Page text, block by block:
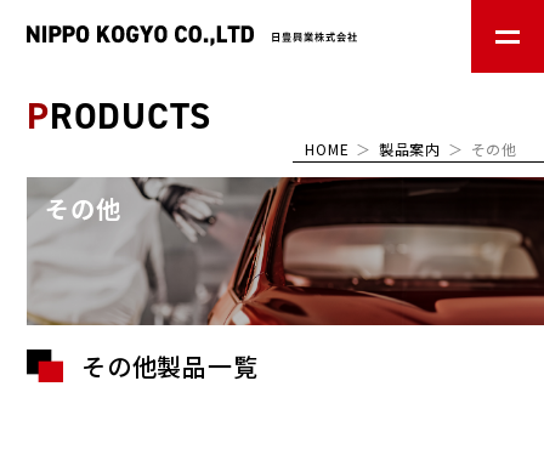
PRODUCTS
HOME ＞ 製品案内 ＞ その他
その他
その他製品一覧